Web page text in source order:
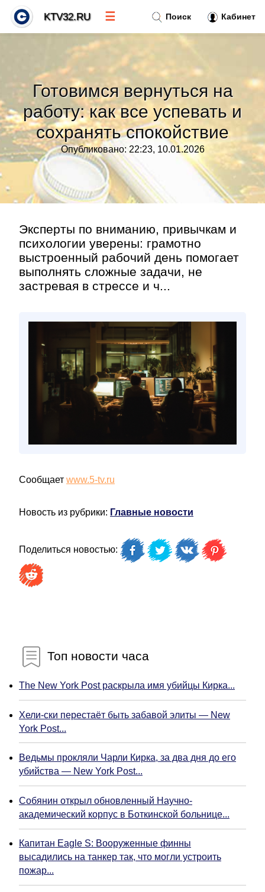
Готовимся вернуться на
работу: как все успевать и
сохранять спокойствие
Опубликовано: 22:23, 10.01.2026
Эксперты по вниманию, привычкам и
психологии уверены: грамотно
выстроенный рабочий день помогает
выполнять сложные задачи, не
застревая в стрессе и ч...
Сообщает www.5-tv.ru
Новость из рубрики: Главные новости
Поделиться новостью:
Топ новости часа
The New York Post раскрыла имя убийцы Кирка...
Хели-ски перестаёт быть забавой элиты — New
York Post...
Ведьмы прокляли Чарли Кирка, за два дня до его
убийства — New York Post...
Собянин открыл обновленный Научно-
академический корпус в Боткинской больнице...
Капитан Eagle S: Вооруженные финны
высадились на танкер так, что могли устроить
пожар...
Поиск Кабинет
KTV32.RU ☰
Тренды новостей »
Рубрики»
Правила
Контакт»